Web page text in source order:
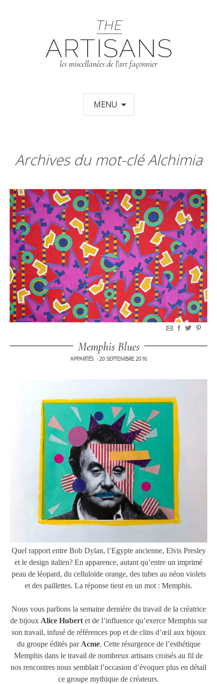
les miscellanées de l'art façonnier
MENU
Archives du mot-clé Alchimia
Memphis Blues
APPARTÉS •20 SEPTEMBRE 2016
Quel rapport entre Bob Dylan, l’Egypte ancienne, Elvis Presley
et le design italien? En apparence, autant qu’entre un imprimé
peau de léopard, du celluloïde orange, des tubes au néon violets
et des paillettes. La réponse tient en un mot : Memphis.
Nous vous parlions la semaine dernière du travail de la créatrice
de bijoux Alice Hubertet de l’influence qu’exerce Memphis sur
son travail, infusé de références pop et de clins d’œil aux bijoux
du groupe édités par Acme. Cette résurgence de l’esthétique
Memphis dans le travail de nombreux artisans croisés au fil de
nos rencontres nous semblait l’occasion d’évoquer plus en détail
ce groupe mythique de créateurs.